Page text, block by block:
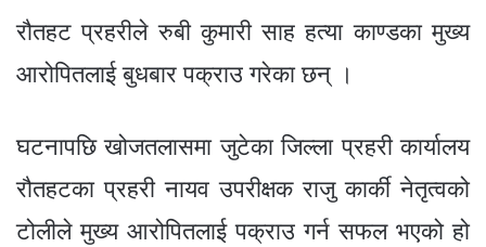
o
o
g
er
p
p
e
m
रौतहट प्रहरीले रुबी कुमारी साह हत्या काण्डका मुख्य
आरोपितलाई बुधबार पक्राउ गरेका छन् ।
घटनापछि खोजतलासमा जुटेका जिल्ला प्रहरी कार्यालय
रौतहटका प्रहरी नायव उपरीक्षक राजु कार्की नेतृत्वको
टोलीले मुख्य आरोपितलाई पक्राउ गर्न सफल भएको हो